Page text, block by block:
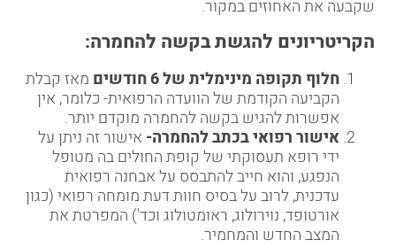
שקבעה את האחוזים במקור.
הקריטריונים להגשת בקשה להחמרה:
חלוף תקופה מינימלית של 6 חודשים
מאז קבלת
הקביעה הקודמת של הוועדה הרפואית- כלומר, אין
אפשרות להגיש בקשה להחמרה מוקדם יותר.
אישור רפואי בכתב להחמרה- אישור זה ניתן על
ידי רופא תעסוקתי של קופת החולים בה מטופל
הנפגע, והוא חייב להתבסס על אבחנה רפואית
עדכנית, לרוב על בסיס חוות דעת מומחה רפואי (כגון
אורטופד, נוירולוג, ראומטולוג וכד') המפרטת את
המצב החדש והמחמיר.